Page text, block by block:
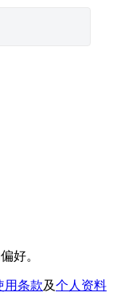
好。
用条款及个人资料